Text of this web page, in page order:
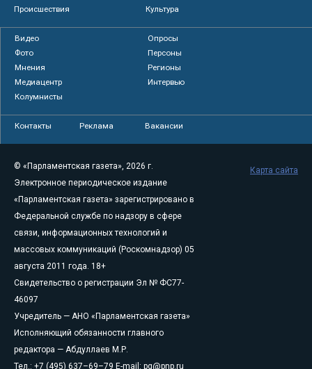
Происшествия
Культура
Видео
Опросы
Фото
Персоны
Мнения
Регионы
Медиацентр
Интервью
Колумнисты
Контакты Реклама Вакансии
© «Парламентская газета», 2026 г.
Электронное периодическое издание
«Парламентская газета» зарегистрировано в
Федеральной службе по надзору в сфере
связи, информационных технологий и
массовых коммуникаций (Роскомнадзор) 05
августа 2011 года. 18+
Свидетельство о регистрации Эл № ФС77-
46097
Учредитель — АНО «Парламентская газета»
Исполняющий обязанности главного
редактора — Абдуллаев М.Р.
Тел.: +7 (495) 637–69–79 E-mail: pg@pnp.ru
Карта сайта